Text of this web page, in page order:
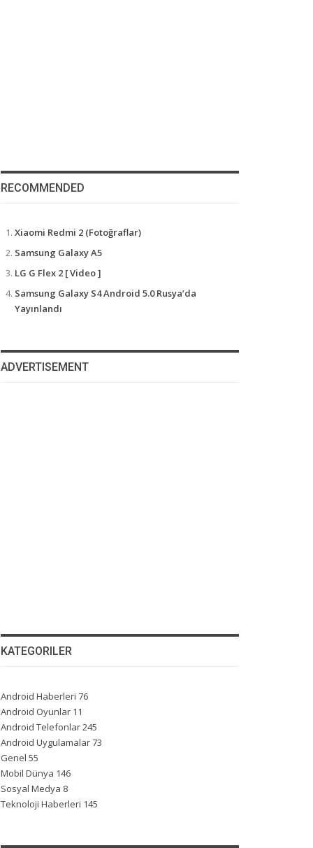
RECOMMENDED
Xiaomi Redmi 2 (Fotoğraflar)
Samsung Galaxy A5
LG G Flex 2 [ Video ]
Samsung Galaxy S4 Android 5.0 Rusya’da
Yayınlandı
ADVERTISEMENT
KATEGORILER
Android Haberleri 76
Android Oyunlar 11
Android Telefonlar245
Android Uygulamalar73
Genel 55
Mobil Dünya 146
Sosyal Medya 8
Teknoloji Haberleri 145